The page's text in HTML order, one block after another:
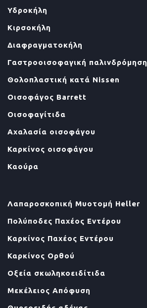
Υδροκήλη
Κιρσοκήλη
Διαφραγματοκήλη
Γαστροοισοφαγική παλινδρόμηση
Θολοπλαστική κατά Nissen
Οισοφάγος Barrett
Οισοφαγίτιδα
Αχαλασία οισοφάγου
Καρκίνος οισοφάγου
Καούρα
Λαπαροσκοπική Μυοτομή Heller
Πολύποδες Παχέος Εντέρου
Καρκίνος Παχέος Εντέρου
Καρκίνος Ορθού
Οξεία σκωληκοειδίτιδα
Μεκέλειος Απόφυση